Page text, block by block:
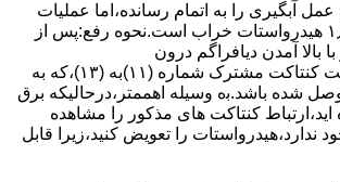
ﻋﻤﻞ آﺑﮕﯿﺮی را ﺑﻪ اﺗﻤﺎم رﺳﺎﻧﺪه،اﻣﺎ ﻋﻤﻠﯿﺎت
ﺑﻌﺪی اﻧﺠﺎم نمیشود.۱٫ ﻫﯿﺪرواﺳﺘﺎت ﺧﺮاب اﺳﺖ.نحوه رﻓﻊ:ﭘﺲ از
ﺑﺎﻻ آﻣﺪن دﯾﺎﻓﺮاﮔﻢ درون
ﻫﯿﺪرواﺳﺘﺎت،میبایست ﮐﻨﺘﺎﮐﺖ ﻣﺸﺘﺮک شماره (۱۱)به (۱۳)،ﮐﻪ ﺑﻪ
ﺷﺪه ﺑﺎﺷﺪ.ﺑه وسیله اهممتر،درحالیکه ﺑﺮق
ﮐﻨﺘﺎﮐﺖ ﻫﺎی ﻣﺬﮐﻮر را ﻣﺸﺎﻫﺪه
ندارد،ﻫﯿﺪرواﺳﺘﺎت را ﺗﻌﻮﯾﺾ ﮐﻨﯿﺪ،زﯾﺮا قابل